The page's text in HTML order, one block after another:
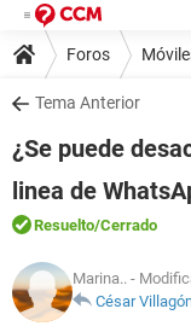
Foros
Tema Anterior
¿Se puede
linea de
Resuelto/Cerrado
Marina.. -
César